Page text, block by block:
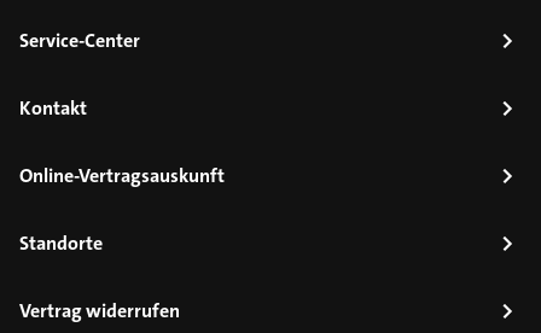
Service-Center
Kontakt
Online-Vertragsauskunft
Standorte
Vertrag widerrufen